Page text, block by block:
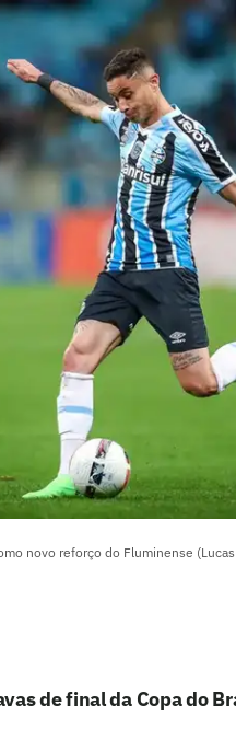
novo reforço do Fluminense
de final da Copa do